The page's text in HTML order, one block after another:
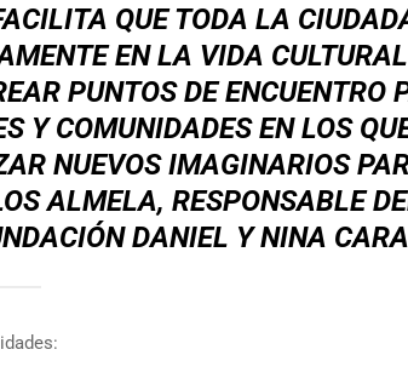
QUE TODA LA
EN LA VIDA
PUNTOS DE ENCUENTRO
Y COMUNIDADES EN LOS
NUEVOS IMAGINARIOS
ALMELA, RESPONSABLE
DANIEL Y NINA